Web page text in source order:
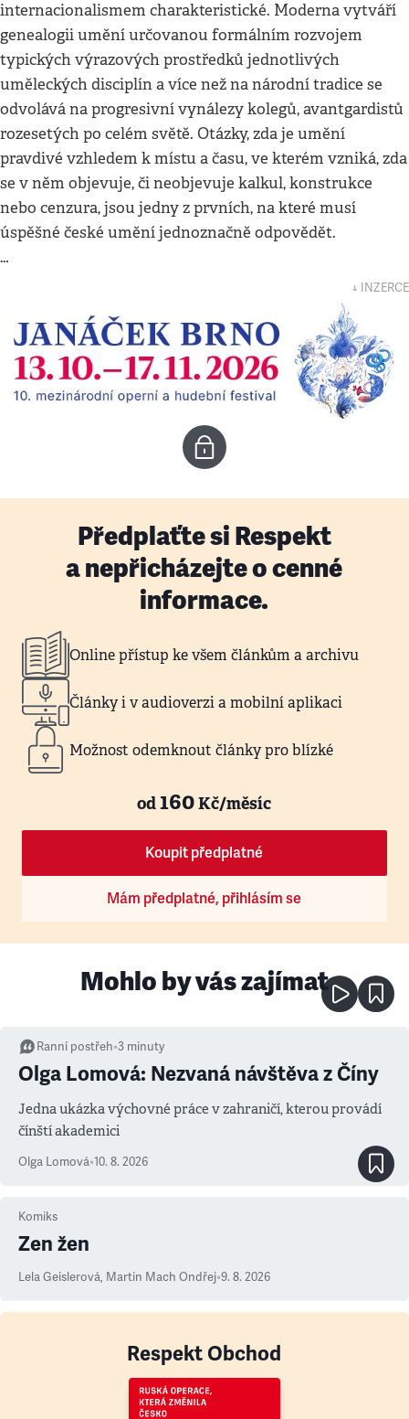
internacionalismem charakteristické. Moderna vytváří
genealogii umění určovanou formálním rozvojem
typických výrazových prostředků jednotlivých
uměleckých disciplín a více než na národní tradice se
odvolává na progresivní vynálezy kolegů, avantgardistů
rozesetých po celém světě. Otázky, zda je umění
pravdivé vzhledem k místu a času, ve kterém vzniká, zda
se v něm objevuje, či neobjevuje kalkul, konstrukce
nebo cenzura, jsou jedny z prvních, na které musí
úspěšné české umění jednoznačně odpovědět.
…
↓ INZERCE
Předplaťte si Respekt
a nepřicházejte o cenné
informace.
Online přístup ke všem článkům a archivu
Články i v audioverzi a mobilní aplikaci
Možnost odemknout články pro blízké
od160Kč/měsíc
Koupit předplatné
Mám předplatné, přihlásím se
Mohlo by vás zajímat
Ranní postřeh•3 minuty
Olga Lomová: Nezvaná návštěva z Číny
Jedna ukázka výchovné práce v zahraničí, kterou provádí
čínští akademici
Olga Lomová•10. 8. 2026
Komiks
Zen žen
Lela Geislerová, Martin Mach Ondřej•9. 8. 2026
Respekt Obchod